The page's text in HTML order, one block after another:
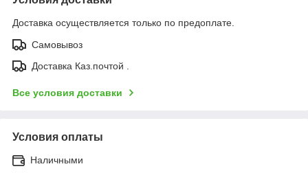
Доставка осуществляется только по предоплате.
Самовывоз
Доставка Каз.почтой .
Все условия доставки
Условия оплаты
Наличными